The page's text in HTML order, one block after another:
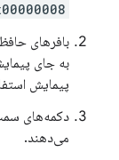
بافرهای
به جای
پیمایش
دکمه‌های
می‌دهند.